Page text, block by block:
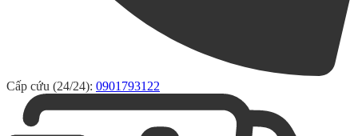
Cấp cứu (24/24): 0901793122